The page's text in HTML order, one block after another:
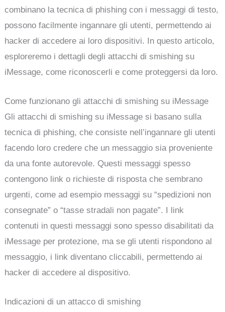
combinano la tecnica di phishing con i messaggi di testo,
possono facilmente ingannare gli utenti, permettendo ai
hacker di accedere ai loro dispositivi. In questo articolo,
esploreremo i dettagli degli attacchi di smishing su
iMessage, come riconoscerli e come proteggersi da loro.
Come funzionano gli attacchi di smishing su iMessage
Gli attacchi di smishing su iMessage si basano sulla
tecnica di phishing, che consiste nell’ingannare gli utenti
facendo loro credere che un messaggio sia proveniente
da una fonte autorevole. Questi messaggi spesso
contengono link o richieste di risposta che sembrano
urgenti, come ad esempio messaggi su “spedizioni non
consegnate” o “tasse stradali non pagate”. I link
contenuti in questi messaggi sono spesso disabilitati da
iMessage per protezione, ma se gli utenti rispondono al
messaggio, i link diventano cliccabili, permettendo ai
hacker di accedere al dispositivo.
Indicazioni di un attacco di smishing